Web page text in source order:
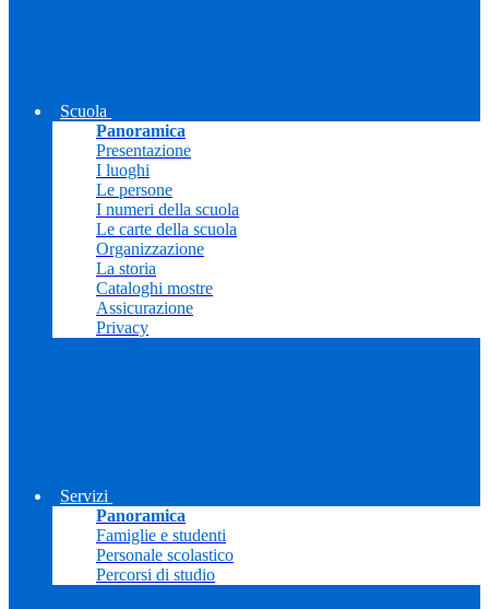
Scuola
Panoramica
Presentazione
I luoghi
Le persone
I numeri della scuola
Le carte della scuola
Organizzazione
La storia
Cataloghi mostre
Assicurazione
Privacy
Servizi
Panoramica
Famiglie e studenti
Personale scolastico
Percorsi di studio